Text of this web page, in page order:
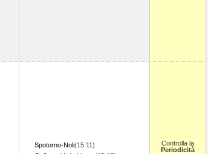
Spotorno-Noli(15.11)
Controlla la
Periodicità